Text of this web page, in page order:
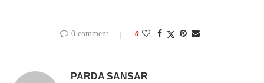
0 comment 0
PARDA SANSAR